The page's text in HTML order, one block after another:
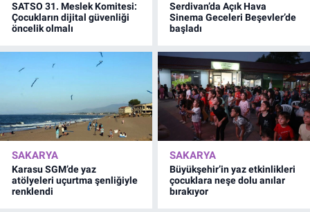
SATSO 31. Meslek Komitesi:
Çocukların dijital güvenliği
öncelik olmalı
Serdivan’da Açık Hava
Sinema Geceleri Beşevler’de
başladı
SAKARYA
Karasu SGM’de yaz
atölyeleri uçurtma şenliğiyle
renklendi
SAKARYA
Büyükşehir’in yaz etkinlikleri
çocuklara neşe dolu anılar
bırakıyor